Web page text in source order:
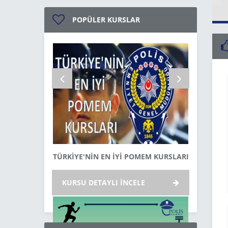
POPÜLER KURSLAR
TÜRKİYE'NİN EN İYİ POMEM KURSLARI
KURSU DETAYLI İNCELE